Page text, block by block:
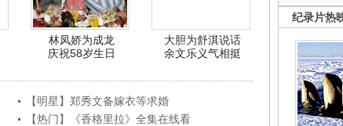
林凤娇为成龙
庆祝58岁生日
大胆为舒淇说话
余文乐义气相挺
【明星】郑秀文备嫁衣等求婚
【热门】《香格里拉》全集在线看
纪录片热